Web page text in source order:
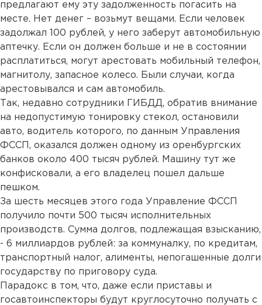
предлагают ему эту задолженность погасить на
месте. Нет денег – возьмут вещами. Если человек
задолжал 100 рублей, у него заберут автомобильную
аптечку. Если он должен больше и не в состоянии
расплатиться, могут арестовать мобильный телефон,
магнитолу, запасное колесо. Были случаи, когда
арестовывался и сам автомобиль.
Так, недавно сотрудники ГИБДД, обратив внимание
на недопустимую тонировку стекол, остановили
авто, водитель которого, по данным Управления
ФССП, оказался должен одному из оренбургских
банков около 400 тысяч рублей. Машину тут же
конфисковали, а его владелец пошел дальше
пешком.
За шесть месяцев этого года Управление ФССП
получило почти 500 тысяч исполнительных
производств. Сумма долгов, подлежащая взысканию,
- 6 миллиардов рублей: за коммуналку, по кредитам,
транспортный налог, алименты, непогашенные долги
государству по приговору суда.
Парадокс в том, что, даже если приставы и
госавтоинспекторы будут круглосуточно получать с